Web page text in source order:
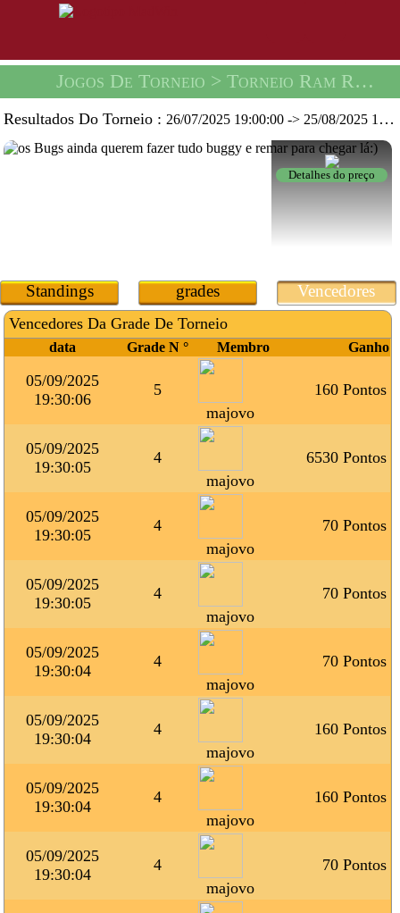
Jogos De Torneio > Torneio Ram Racing -
Resultados Do Torneio :26/07/2025 19:00:00 -> 25/08/2025 19:59:59
Detalhes do preço
Standings grades Vencedores
Vencedores Da Grade De Torneio
data Grade N ° Membro Ganho
05/09/2025
19:30:06
5
majovo
160 Pontos
05/09/2025
19:30:05
4
majovo
6530 Pontos
05/09/2025
19:30:05
4
majovo
70 Pontos
05/09/2025
19:30:05
4
majovo
70 Pontos
05/09/2025
19:30:04
4
majovo
70 Pontos
05/09/2025
19:30:04
4
majovo
160 Pontos
05/09/2025
19:30:04
4
majovo
160 Pontos
05/09/2025
19:30:04
4
majovo
70 Pontos